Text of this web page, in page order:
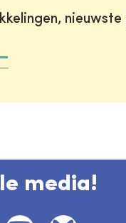
media!